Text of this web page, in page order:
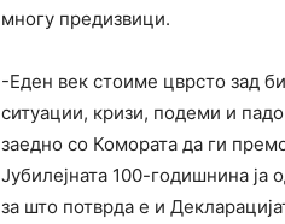
многу предизвици.
-Еден век стоиме цврсто зад
ситуации, кризи, подеми и
заедно со Комората да ги
Јубилејната 100-годишнина ја
за што потврда е и